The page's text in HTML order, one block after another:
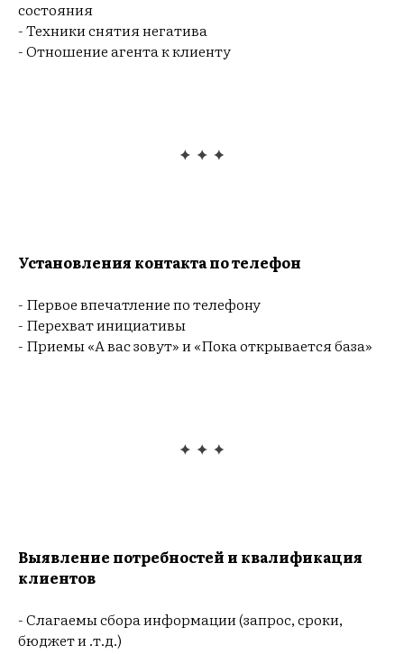
состояния
- Техники снятия негатива
- Отношение агента к клиенту
Установления контакта по телефон
- Первое впечатление по телефону
- Перехват инициативы
- Приемы «А вас зовут» и «Пока открывается база»
Выявление потребностей и квалификация
клиентов
- Слагаемы сбора информации (запрос, сроки,
бюджет и .т.д.)